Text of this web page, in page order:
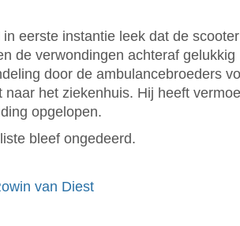
in eerste instantie leek dat de
de verwondingen achteraf
door de ambulancebroeders
naar het ziekenhuis. Hij heeft
opgelopen.
bleef ongedeerd.
van Diest